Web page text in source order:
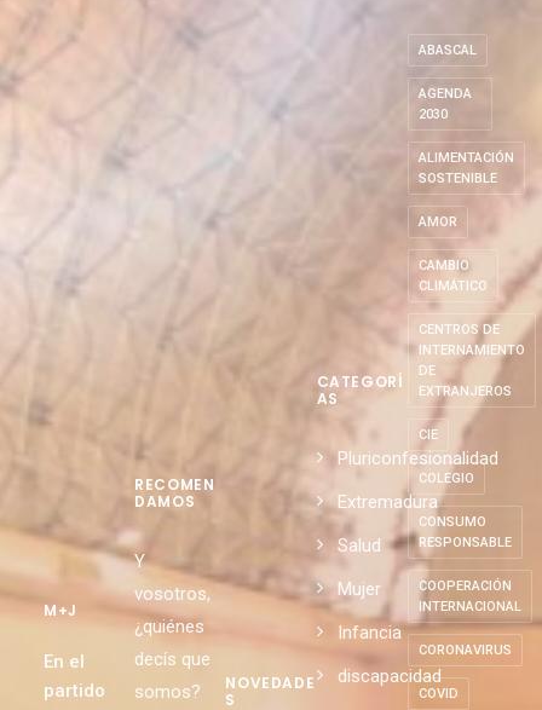
M+J
En el
partido
RECOMEN
DAMOS
Y
vosotros,
¿quiénes
decís que
somos?
NOVEDADE
S
CATEGORÍ
AS
Pluriconfesionalidad
Extremadura
Salud
Mujer
Infancia
discapacidad
ABASCAL
AGENDA
2030
ALIMENTACIÓN
SOSTENIBLE
AMOR
CAMBIO
CLIMÁTICO
CENTROS DE
INTERNAMIENTO
DE
EXTRANJEROS
CIE
COLEGIO
CONSUMO
RESPONSABLE
COOPERACIÓN
INTERNACIONAL
CORONAVIRUS
COVID